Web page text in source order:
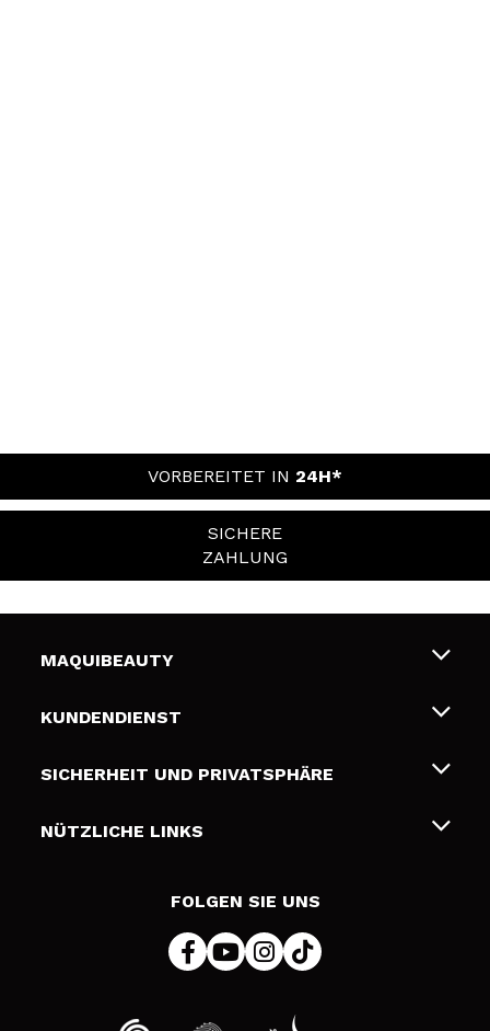
VORBEREITET IN 24H*
SICHERE
ZAHLUNG
MAQUIBEAUTY
Über uns
Geschenkkarten
KUNDENDIENST
Liefer- und Versandkosten
Zahlung
SICHERHEIT UND PRIVATSPHÄRE
Bedingungen und Datenschutz
NÜTZLICHE LINKS
FOLGEN SIE UNS